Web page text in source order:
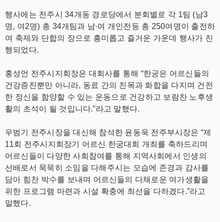
행사에는 전주시 34개동 경로당에서 분회별로 각 1팀 (남3
명, 여2명) 총 34개팀과 남∙여 개인전등 총 250여명이 출전하
여 축제와 단합의 장으로 흥미롭고 즐거운 가운데 행사가 진
행되었다.
홍성언 전주시지회장은 대회사를 통해 “한궁은 어르신들의
건강증진뿐만 아니라, 동료 간의 친목과 화합을 다지며 건전
한 정신을 함양할 수 있는 운동으로 건강하고 보람찬 노후생
활의 초석이 될 것입니다.”라고 말했다.
우범기 전주시장을 대신해 참석한 윤동욱 전주부시장은 “제
11회 전주시지회장기 어르신 한궁대회 개최를 축하드리며
어르신들이 다양한 사회참여를 통해 지역사회에서 인생의
선배로서 묵묵히 소임을 다해주시는 모습에 존경과 감사를
담아 힘찬 박수를 보내며 어르신들의 다채로운 여가생활을
위한 프로그램 마련과 시설 확충에 최선을 다하겠다.”라고
말했다.